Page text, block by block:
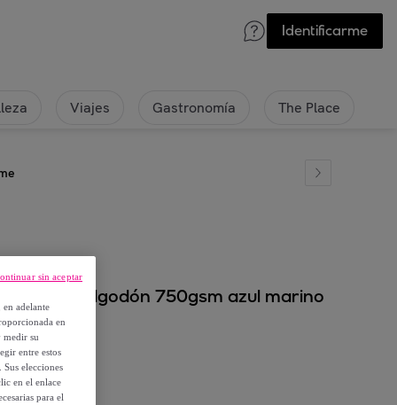
Identificarme
Viajes Gastronomía The Place
100% algodón 750gsm azul marino
adelante
en
medir su
entre estos
elecciones
en el enlace
para el
sin aceptar